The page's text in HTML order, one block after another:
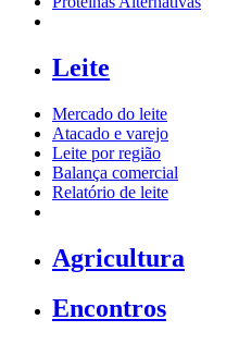
Leite
Mercado do leite
Atacado e varejo
Leite por região
Balança comercial
Relatório de leite
Agricultura
Encontros